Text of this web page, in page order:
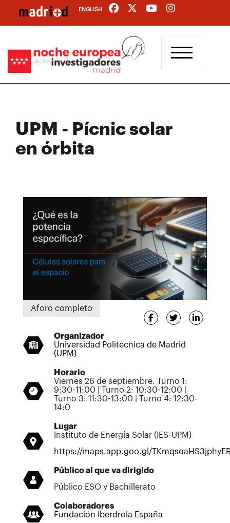
contenido
ENGLISH
UPM - Pícnic solar
en órbita
Aforo completo
Organizador
Universidad Politécnica de Madrid
(UPM)
Horario
Viernes 26 de septiembre. Turno 1:
9:30-11:00 | Turno 2: 10:30-12:00 |
Turno 3: 11:30-13:00 | Turno 4: 12:30-
14:0
Lugar
Instituto de Energía Solar (IES-UPM)
https://maps.app.goo.gl/
Público al que va dirigido
Público ESO y Bachillerato
Colaboradores
Fundación Iberdrola España